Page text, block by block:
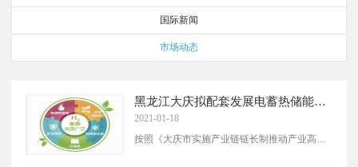
国际新闻
市场动态
黑龙江大庆拟配套发展电蓄热储能及
氢能储能调峰项目
2021-01-18
​按照《大庆市实施产业链链长制推动产业高质